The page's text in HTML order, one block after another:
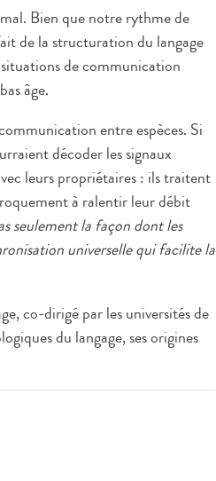
Bien que notre rythme de
de la structuration du langage
de communication
âge.
entre espèces. Si
décoder les signaux
leurs propriétaires : ils traitent
à ralentir leur débit
seulement la façon dont les
universelle qui facilite la
co-dirigé par les universités de
du langage, ses origines